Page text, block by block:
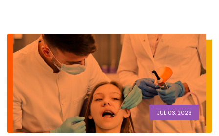
JUL 03, 2023